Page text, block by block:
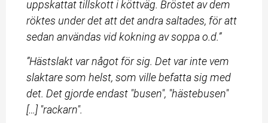
uppskattat tillskott i köttväg. Bröstet av dem
röktes under det att det andra saltades, för att
sedan användas vid kokning av soppa o.d.”
”Hästslakt var något för sig. Det var inte vem
slaktare som helst, som ville befatta sig med
det. Det gjorde endast "busen", "hästebusen"
[…] "rackarn".